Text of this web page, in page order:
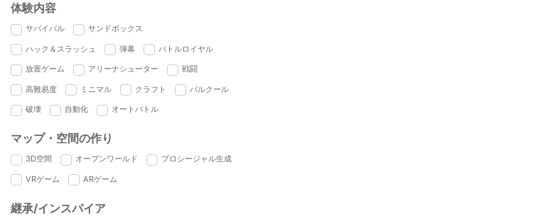
体験内容
サバイバル サンドボックス
ハック＆スラッシュ 弾幕 バトルロイヤル
放置ゲーム アリーナシューター 戦闘
高難易度 ミニマル クラフト パルクール
破壊 自動化 オートバトル
マップ・空間の作り
3D空間 オープンワールド プロシージャル生成
VRゲーム ARゲーム
継承/インスパイア